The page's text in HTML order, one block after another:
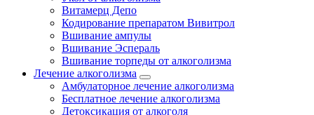
Витамерц Депо
Кодирование препаратом Вивитрол
Вшивание ампулы
Вшивание Эспераль
Вшивание торпеды от алкоголизма
Лечение алкоголизма
Амбулаторное лечение алкоголизма
Бесплатное лечение алкоголизма
Детоксикация от алкоголя